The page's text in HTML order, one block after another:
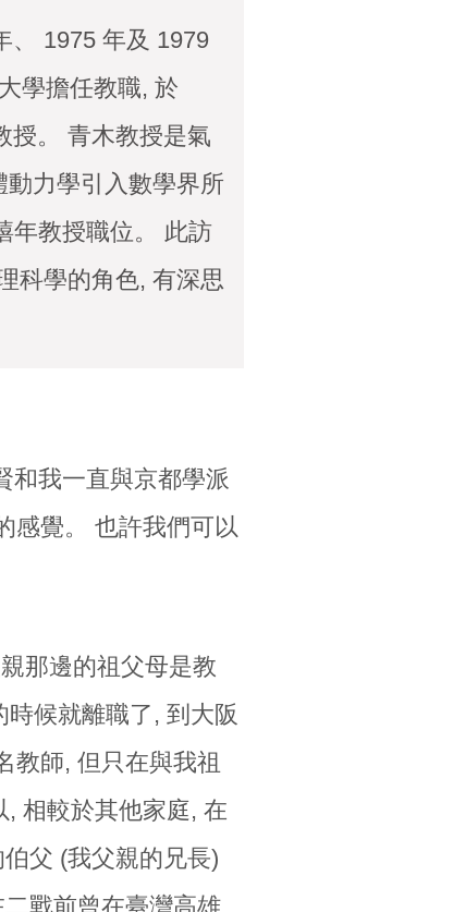
、 1975 年及 1979
學擔任教職, 於
授。 青木教授是氣
力學引入數學界所
年教授職位。 此訪
科學的角色, 有深思
和我一直與京都學派
感覺。 也許我們可以
那邊的祖父母是教
候就離職了, 到大阪
教師, 但只在與我祖
相較於其他家庭, 在
父 (我父親的兄長)
戰前曾在臺灣高雄